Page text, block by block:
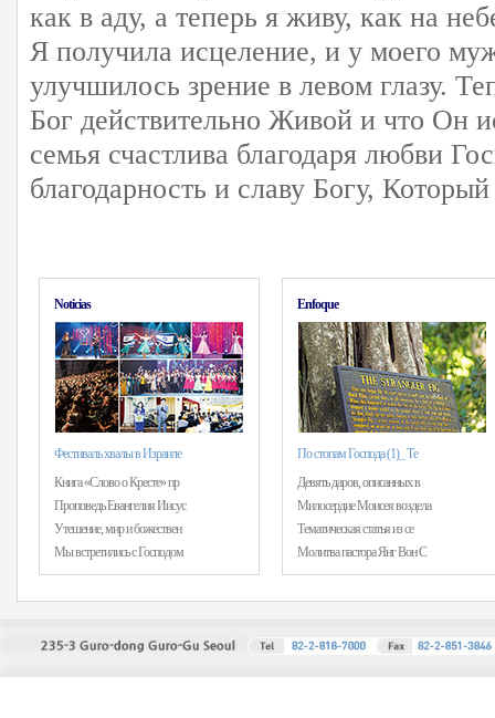
как в аду, а теперь я живу, как на
Я получила исцеление, и у моего
улучшилось зрение в левом глазу.
Бог действительно Живой и что Он
семья счастлива благодаря любви
благодарность и славу Богу,
Noticias
Фестиваль хвалы в Израиле
Книга «Слово о Кресте» пр
Проповедь Евангелия Иисус
Утешение, мир и божествен
Мы встретились с Господом
Enfoque
По стопам Господа (1)_ Те
Девять даров, описанных в
Милосердие Моисея воздела
Тематическая статья из се
Молитва пастора Янг Вон С